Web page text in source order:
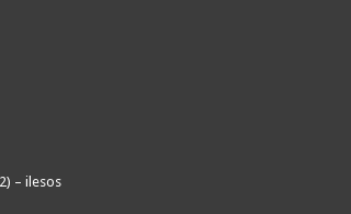
– ilesos